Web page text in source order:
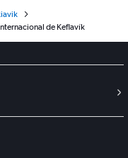
de Keflavík